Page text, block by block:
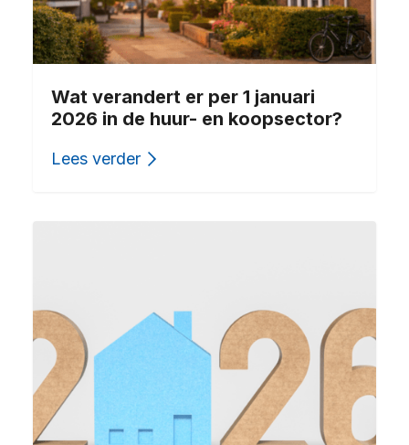
Wat verandert er per 1 januari
2026 in de huur- en koopsector?
Lees verder